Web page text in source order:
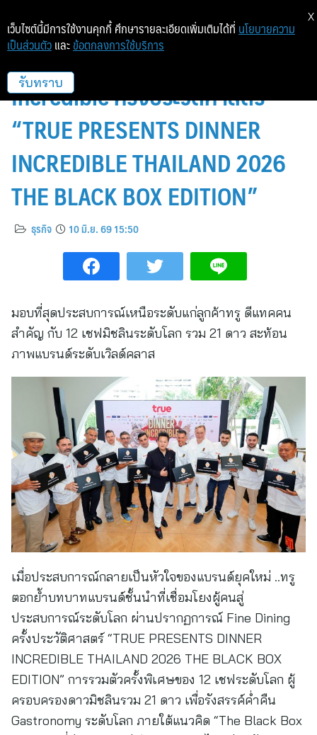
ทรู รังสรรค์ปรากฏการณ์ Dinner
Incredible ครั้งประวัติศาสตร์
“TRUE PRESENTS DINNER
INCREDIBLE THAILAND 2026
THE BLACK BOX EDITION”
ธุรกิจ 10 มิ.ย. 69 15:50
มอบที่สุดประสบการณ์เหนือระดับแก่ลูกค้าทรู ดีแทคคน
สำคัญ กับ 12 เชฟมิชลินระดับโลก รวม 21 ดาว สะท้อน
ภาพแบรนด์ระดับเวิลด์คลาส
เมื่อประสบการณ์กลายเป็นหัวใจของแบรนด์ยุคใหม่ ..ทรู
ตอกย้ำบทบาทแบรนด์ชั้นนำที่เชื่อมโยงผู้คนสู่
ประสบการณ์ระดับโลก ผ่านปรากฏการณ์ Fine Dining
ครั้งประวัติศาสตร์ “TRUE PRESENTS DINNER
INCREDIBLE THAILAND 2026 THE BLACK BOX
EDITION” การรวมตัวครั้งพิเศษของ 12 เชฟระดับโลก ผู้
ครอบครองดาวมิชลินรวม 21 ดาว เพื่อรังสรรค์ค่ำคืน
Gastronomy ระดับโลก ภายใต้แนวคิด “The Black Box
เว็บไซต์นี้มีการใช้งานคุกกี้ ศึกษารายละเอียดเพิ่มเติมได้ที่ นโยบายความ
เป็นส่วนตัว และ ข้อตกลงการใช้บริการ
รับทราบ
X